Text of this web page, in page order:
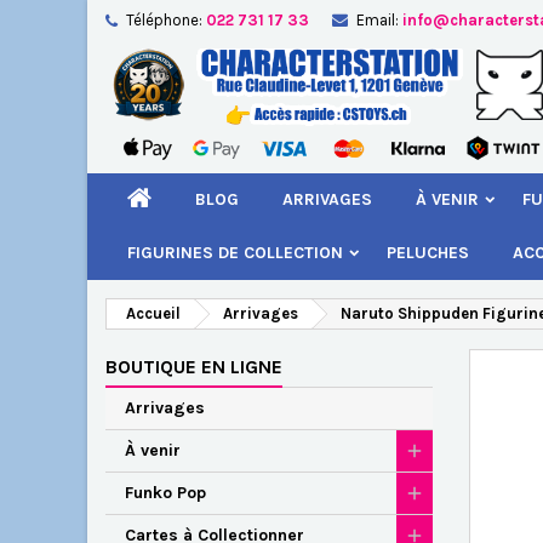
Téléphone: 022 731 17 33 Email:
BLOG ARRIVAGES À VENIR
FIGURINES DE COLLECTION PELUCHES
Accueil Arrivages Naruto Shippuden
BOUTIQUE EN LIGNE
Arrivages
À venir
Funko Pop
Cartes à Collectionner